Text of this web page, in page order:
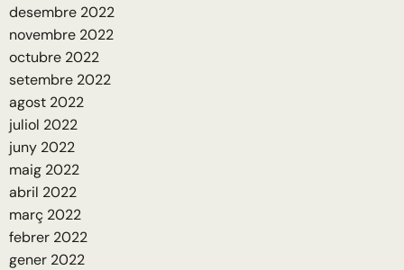
desembre 2022
novembre 2022
octubre 2022
setembre 2022
agost 2022
juliol 2022
juny 2022
maig 2022
abril 2022
març 2022
febrer 2022
gener 2022